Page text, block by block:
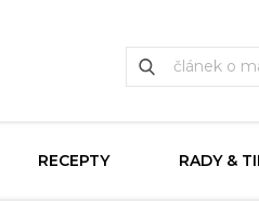
RECEPTY RADY &